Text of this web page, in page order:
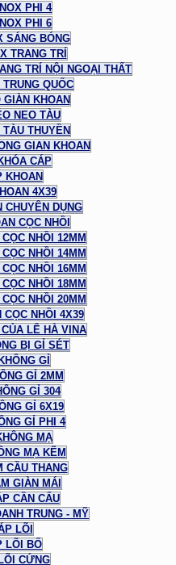
PHI 4
PHI 6
SÁNG BÓNG
TRANG TRÍ
TRÍ NỘI NGOẠI THẤT
QUỐC
GIÀN KHOAN
NEO TÀU
THUYỀN
GIAN KHOAN
CÁP
KHOAN
4X39
CHUYÊN DỤNG
CỌC NHỒI
NHỒI 12MM
NHỒI 14MM
NHỒI 16MM
NHỒI 18MM
NHỒI 20MM
CỌC NHỒI 4X39
LÊ HÀ VINA
BỊ GỈ SÉT
GỈ
GỈ 2MM
GỈ 304
GỈ 6X19
GỈ PHI 4
MẠ
MẠ KẼM
CẦU THANG
GIÀN MÁI
CẦN CẨU
TRUNG - MỸ
LÕI
LÕI BỐ
CỨNG